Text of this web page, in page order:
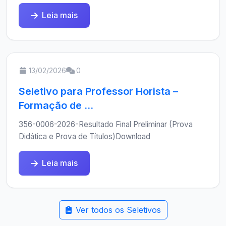
Leia mais
13/02/2026 0
Seletivo para Professor Horista –
Formação de ...
356-0006-2026-Resultado Final Preliminar (Prova
Didática e Prova de Títulos)Download
Leia mais
Ver todos os Seletivos